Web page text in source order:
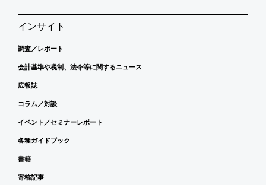
インサイト
調査／レポート
会計基準や税制、法令等に関するニュース
広報誌
コラム／対談
イベント／セミナーレポート
各種ガイドブック
書籍
寄稿記事